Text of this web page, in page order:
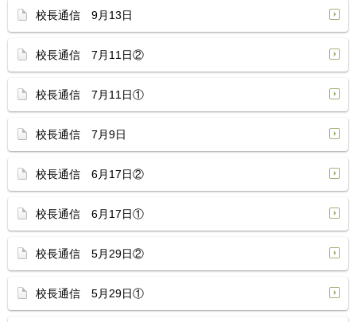
校長通信 9月13日
校長通信 7月11日②
校長通信 7月11日①
校長通信 7月9日
校長通信 6月17日②
校長通信 6月17日①
校長通信 5月29日②
校長通信 5月29日①